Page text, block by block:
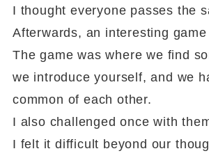
I thought everyone passes the
Afterwards, an interesting
The game was where we find
we introduce yourself, and we
common of each other.
I also challenged once with
I felt it difficult beyond our